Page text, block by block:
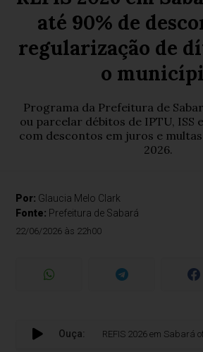
até 90% de
regularização de
o
Programa da Prefeitura de
ou parcelar débitos de IPTU, ISS
com descontos em juros e
2026.
Por: Glaucia Melo Clark
Fonte: Prefeitura de Sabará
22/06/2026 às 22h00
Ouça:REFIS 2026 em Sabará